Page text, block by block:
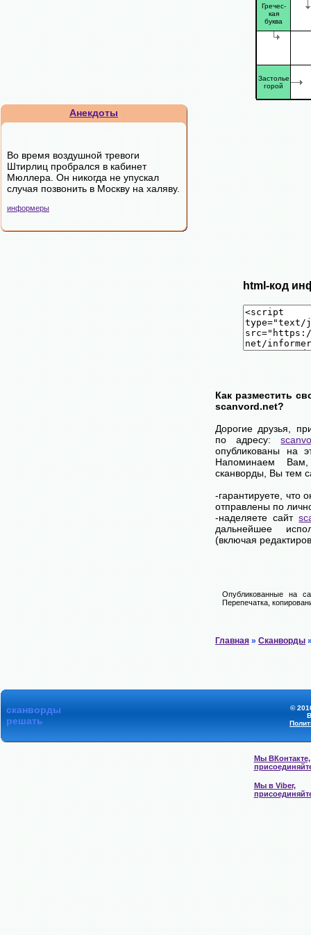
Анекдоты
Во время воздушной тревоги
Штирлиц пробрался в кабинет
Мюллера. Он никогда не упускал
случая позвонить в Москву на халяву.
информеры
Гречес-
кая
буква
Застолье
горой
html-код
Как разместить
scanvord.net?
Дорогие друзья,
по адресу:
опубликованы на
Напоминаем
сканворды, Вы тем
-гарантируете, что
отправлены по
-наделяете сайт
дальнейшее
(включая
Опубликованные на
Перепечатка,
Главная » Сканворды
сканворды
решать
©
Мы ВКонтакте,
Мы в Viber,